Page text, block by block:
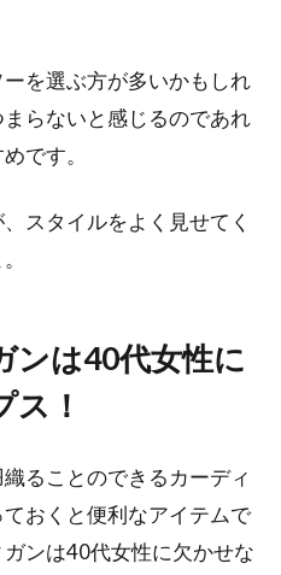
ガンの難敵！毛玉の原因や
い素材とは？
ディガンに毛玉が発生するおもな原
ラードジャケットはグレー
！おすすめコーデ
ビジネスシーンでも大活躍！セット
を選ぶ方が多いかもしれ
らないと感じるのであれ
です。
スタイルをよく見せてく
ンは40代女性に
！
ることのできるカーディ
おくと便利なアイテムで
ンは40代女性に欠かせな